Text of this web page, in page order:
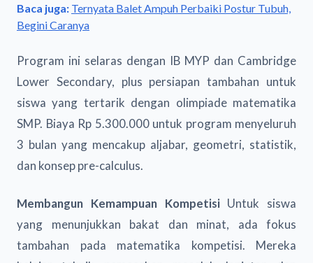
Baca juga: Ternyata Balet Ampuh Perbaiki Postur Tubuh,
Begini Caranya
Program ini selaras dengan IB MYP dan Cambridge
Lower Secondary, plus persiapan tambahan untuk
siswa yang tertarik dengan olimpiade matematika
SMP. Biaya Rp 5.300.000 untuk program menyeluruh
3 bulan yang mencakup aljabar, geometri, statistik,
dan konsep pre-calculus.
Membangun Kemampuan KompetisiUntuk siswa
yang menunjukkan bakat dan minat, ada fokus
tambahan pada matematika kompetisi. Mereka